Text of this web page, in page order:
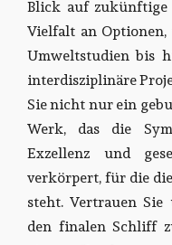
Blick auf zukünftige
Vielfalt an
Umweltstudien bis
interdisziplinäre
Sie nicht nur ein
Werk, das die
Exzellenz und
verkörpert, für die
steht. Vertrauen
den finalen Schliff